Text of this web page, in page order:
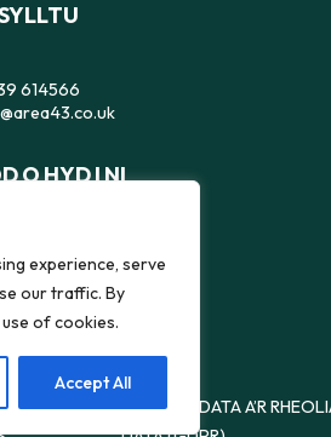
experience, serve
our traffic. By
of cookies.
Accept All
614566
O HYD I NI
1JS
DIOGELU DATA A’R